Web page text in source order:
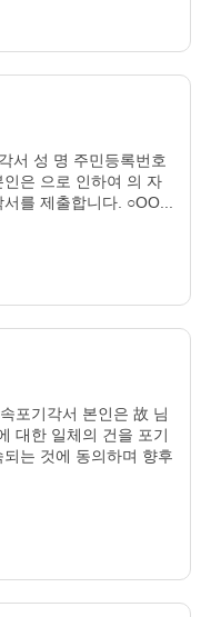
서 성 명 주민등록번호
은 으로 인하여 의 자
를 제출합니다. ○OO...
포기각서 본인은 故 님
대한 일체의 건을 포기
는 것에 동의하며 향후